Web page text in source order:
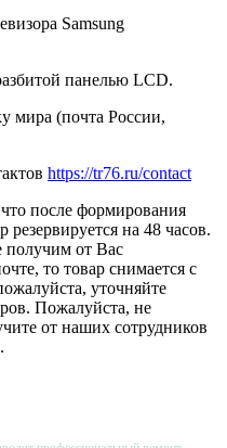
Samsung
панелью LCD.
мира (почта России,
https://tr76.ru/contact
после формирования
резервируется на 48 часов.
получим от Вас
то товар снимается с
уточняйте
Пожалуйста, не
от наших сотрудников